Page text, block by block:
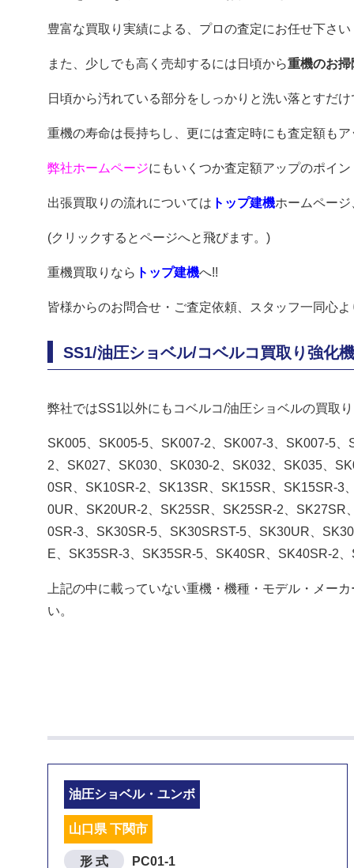
豊富な買取り実績による、プロの査定にお任せ下さい
また、少しでも高く売却するには日頃から重機のお掃
日頃から汚れている部分をしっかりと洗い落とすだ
重機の寿命は長持ちし、更には査定時にも査定額もア
弊社ホームページにもいくつか査定額アップのポイ
出張買取りの流れについては トップ建機ホームページ
(クリックするとページへと飛びます。)
重機買取りなら トップ建機へ!!
皆様からのお問合せ・ご査定依頼、スタッフ一同心
SS1/油圧ショベル/コベルコ買取り強化
弊社ではSS1以外にもコベルコ/油圧ショベルの買取
SK005、SK005-5、SK007-2、SK007-3、SK007-5
2、SK027、SK030、SK030-2、SK032、SK035、
0SR、SK10SR-2、SK13SR、SK15SR、SK15SR-3
0UR、SK20UR-2、SK25SR、SK25SR-2、
0SR-3、SK30SR-5、SK30SRST-5、SK30UR、
E、SK35SR-3、SK35SR-5、SK40SR、SK40SR-2
上記の中に載っていない重機・機種・モデル・メー
い。
油圧ショベル・ユンボ
山口県 下関市
形 式 PC01-1